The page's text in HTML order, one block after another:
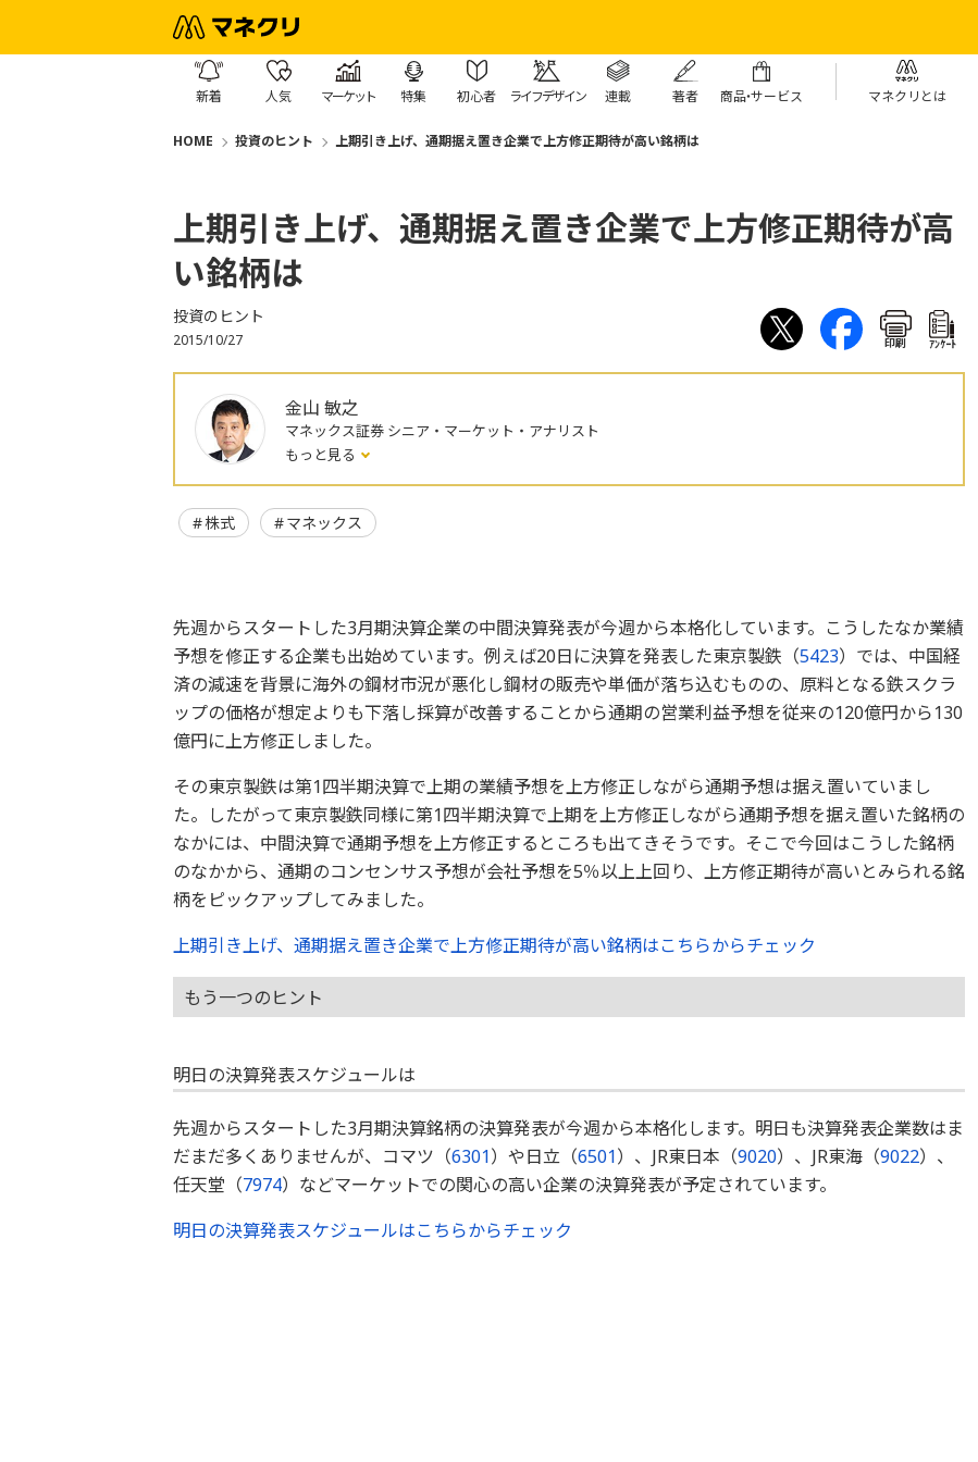
新着 人気 マーケット 特集 初心者 ライフデザイン 連載 著者 商品・サービス マネクリとは
HOME 投資のヒント 上期引き上げ、通期据え置き企業で上方修正期待が高い銘柄は
上期引き上げ、通期据え置き企業で上方修正期待が高
い銘柄は
投資のヒント
2015/10/27 印刷 ｱﾝｹｰﾄ
金山 敏之
マネックス証券 シニア・マーケット・アナリスト
もっと見る
株式 マネックス
先週からスタートした3月期決算企業の中間決算発表が今週から本格化しています。こうしたなか業績
予想を修正する企業も出始めています。例えば20日に決算を発表した東京製鉄（5423）では、中国経
済の減速を背景に海外の鋼材市況が悪化し鋼材の販売や単価が落ち込むものの、原料となる鉄スクラ
ップの価格が想定よりも下落し採算が改善することから通期の営業利益予想を従来の120億円から130
億円に上方修正しました。
その東京製鉄は第1四半期決算で上期の業績予想を上方修正しながら通期予想は据え置いていまし
た。したがって東京製鉄同様に第1四半期決算で上期を上方修正しながら通期予想を据え置いた銘柄の
なかには、中間決算で通期予想を上方修正するところも出てきそうです。そこで今回はこうした銘柄
のなかから、通期のコンセンサス予想が会社予想を5％以上上回り、上方修正期待が高いとみられる銘
柄をピックアップしてみました。
上期引き上げ、通期据え置き企業で上方修正期待が高い銘柄はこちらからチェック
もう一つのヒント
明日の決算発表スケジュールは
先週からスタートした3月期決算銘柄の決算発表が今週から本格化します。明日も決算発表企業数はま
だまだ多くありませんが、コマツ（6301）や日立（6501）、JR東日本（9020）、JR東海（9022）、
任天堂（7974）などマーケットでの関心の高い企業の決算発表が予定されています。
明日の決算発表スケジュールはこちらからチェック